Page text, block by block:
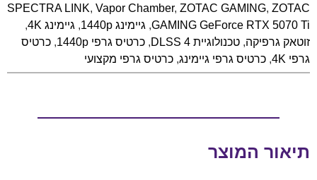
SPECTRA LINK, Vapor Chamber, ZOTAC GAMING, ZOTAC
GAMING GeForce RTX 5070 Ti
, גיימינג 1440p , גיימינג 4K
,
זוטאק גרפיקה, טכנולוגיית DLSS 4 , כרטיס גרפי 1440p , כרטיס
גרפי 4K
, כרטיס גרפי גיימינג, כרטיס גרפי מקצועי
תיאור המוצר